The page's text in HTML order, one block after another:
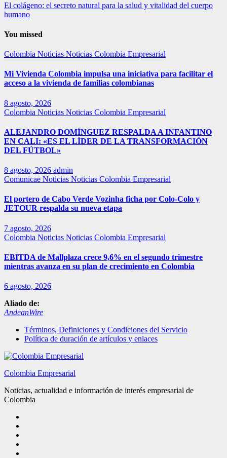
El colágeno: el secreto natural para la salud y vitalidad del cuerpo
humano
You missed
Colombia Noticias Noticias Colombia Empresarial
Mi Vivienda Colombia impulsa una iniciativa para facilitar el
acceso a la vivienda de familias colombianas
8 agosto, 2026
Colombia Noticias Noticias Colombia Empresarial
ALEJANDRO DOMÍNGUEZ RESPALDA A INFANTINO
EN CALI: «ES EL LÍDER DE LA TRANSFORMACIÓN
DEL FÚTBOL»
8 agosto, 2026 admin
Comunicae Noticias Noticias Colombia Empresarial
El portero de Cabo Verde Vozinha ficha por Colo-Colo y
JETOUR respalda su nueva etapa
7 agosto, 2026
Colombia Noticias Noticias Colombia Empresarial
EBITDA de Mallplaza crece 9,6% en el segundo trimestre
mientras avanza en su plan de crecimiento en Colombia
6 agosto, 2026
Aliado de:
AndeanWire
Términos, Definiciones y Condiciones del Servicio
Política de duración de artículos y enlaces
Colombia Empresarial
Noticias, actualidad e información de interés empresarial de
Colombia